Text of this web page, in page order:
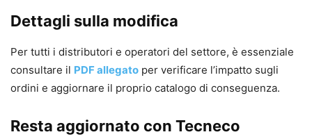
Dettagli sulla modifica
Per tutti i distributori e operatori del settore, è essenziale
consultare il PDF allegato per verificare l’impatto sugli
ordini e aggiornare il proprio catalogo di conseguenza.
Resta aggiornato con Tecneco